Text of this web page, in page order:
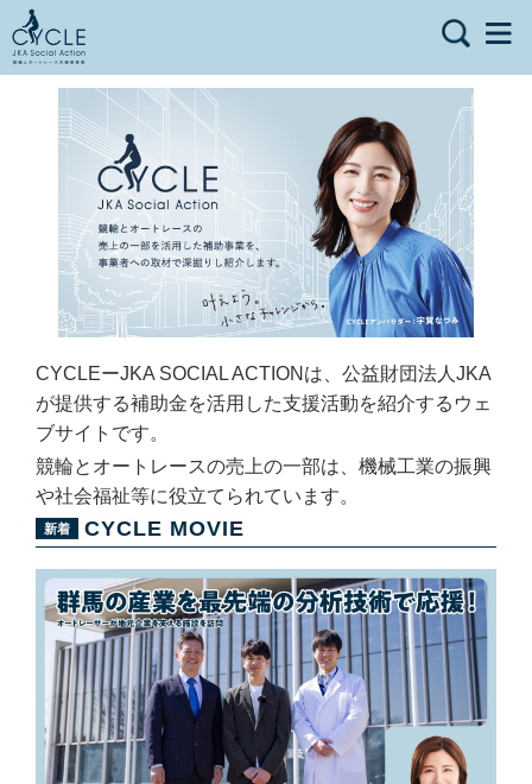
CYCLEーJKA SOCIAL ACTIONは、公益財団法人JKA
が提供する補助金を活用した支援活動を紹介するウェ
ブサイトです。
競輪とオートレースの売上の一部は、機械工業の振興
や社会福祉等に役立てられています。
CYCLE MOVIE